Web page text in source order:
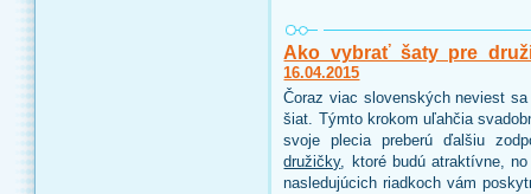
Ako vybrať šaty pre
16.04.2015
Čoraz viac slovenských neviest
šiat. Týmto krokom uľahčia
svoje plecia preberú ďalšiu
družičky, ktoré budú atraktívne,
nasledujúcich riadkoch vám